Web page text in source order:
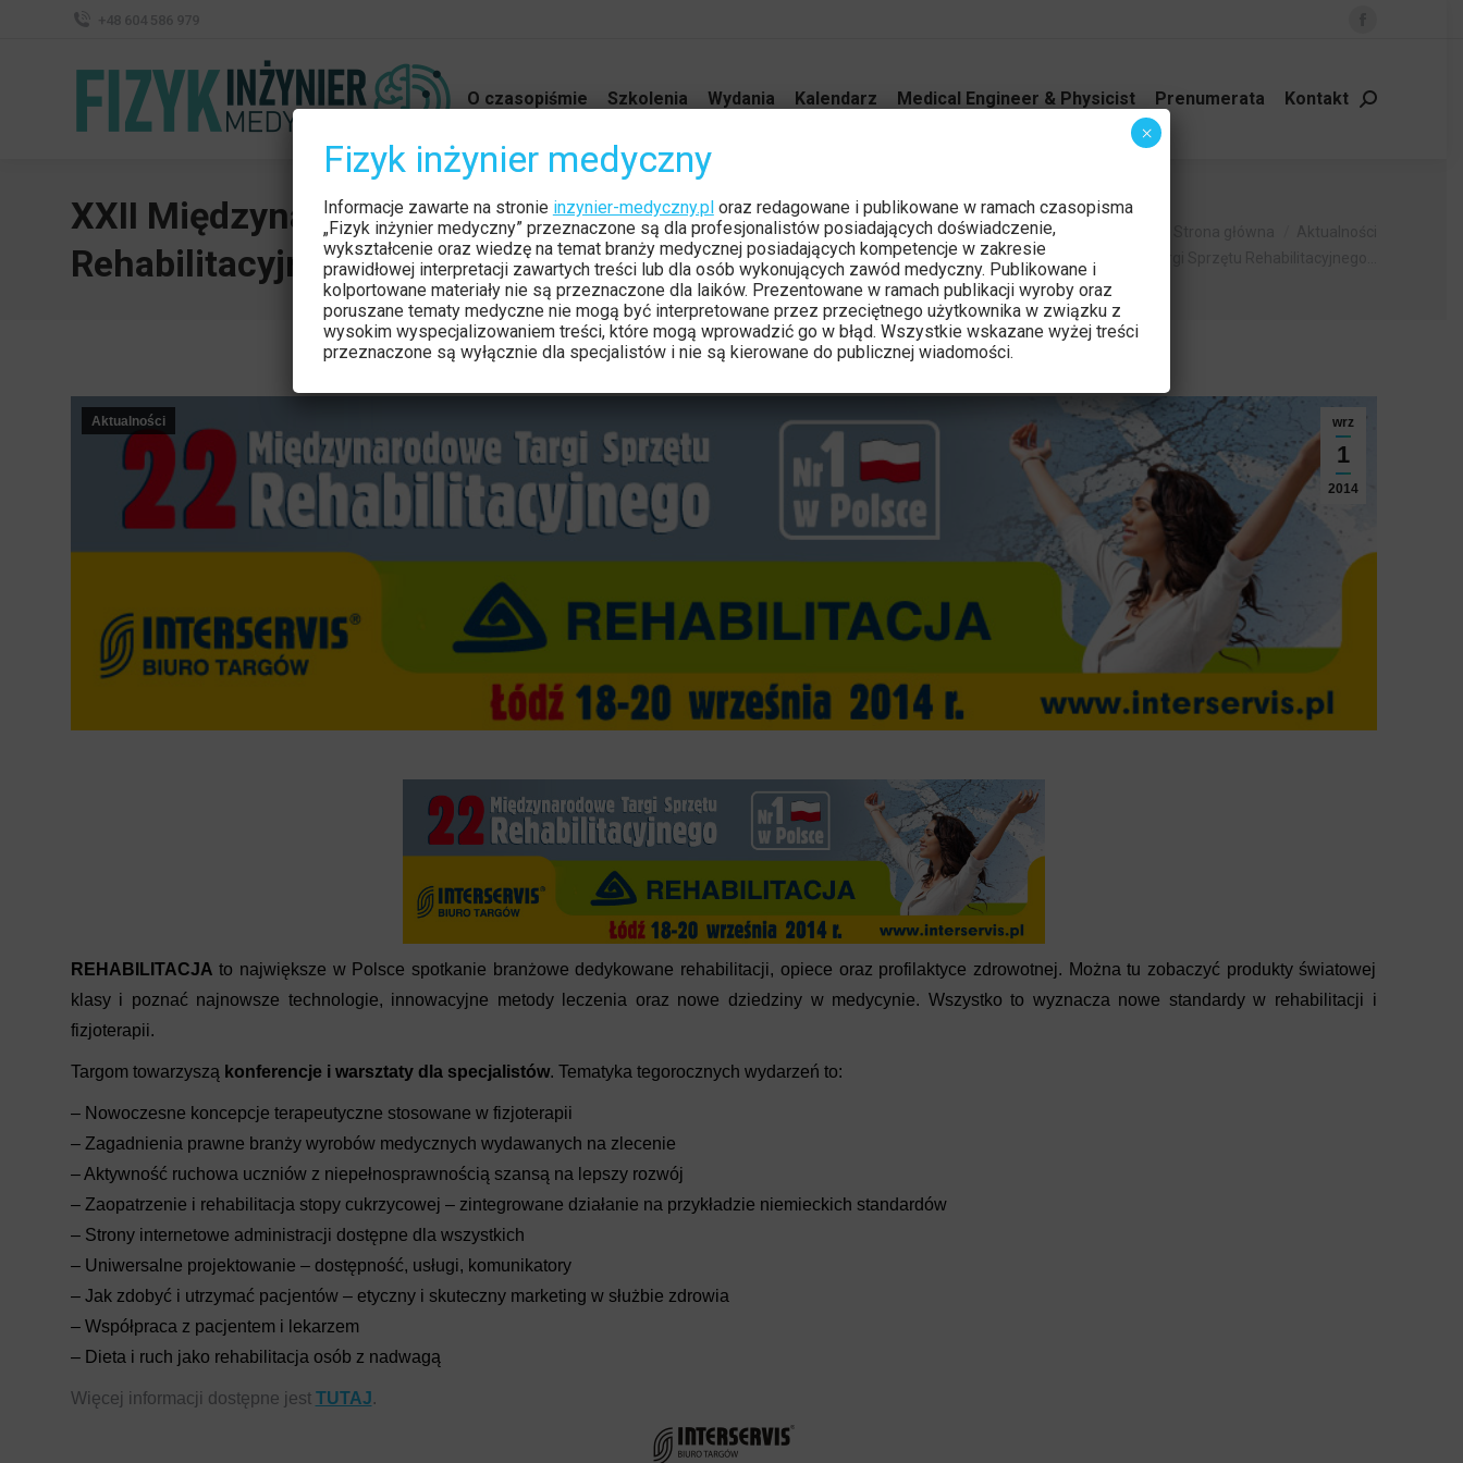
Facebook
opens
O czasopiśmie Szkolenia Wydania Kalendarz Medical Engineer & Physicist Prenumerata Kontakt Szukaj:
XXII Międzynarodowe Targi Sprzętu
Rehabilitacyjnego REHABILITACJA
Jesteś tutaj:
XXII Międzynarodowe Targi Sprzętu Rehabilitacyjnego…
wrz
1
2014
Aktualności
REHABILITACJA to największe w Polsce spotkanie branżowe dedykowane rehabilitacji, opiece oraz profilaktyce zdrowotnej. Można tu zobaczyć produkty światowej
klasy i poznać najnowsze technologie, innowacyjne metody leczenia oraz nowe dziedziny w medycynie. Wszystko to wyznacza nowe standardy w rehabilitacji i
fizjoterapii.
Targom towarzyszą konferencje i warsztaty dla specjalistów. Tematyka tegorocznych wydarzeń to:
– Nowoczesne koncepcje terapeutyczne stosowane w fizjoterapii
– Zagadnienia prawne branży wyrobów medycznych wydawanych na zlecenie
– Aktywność ruchowa uczniów z niepełnosprawnością szansą na lepszy rozwój
– Zaopatrzenie i rehabilitacja stopy cukrzycowej – zintegrowane działanie na przykładzie niemieckich standardów
– Strony internetowe administracji dostępne dla wszystkich
– Uniwersalne projektowanie – dostępność, usługi, komunikatory
– Jak zdobyć i utrzymać pacjentów – etyczny i skuteczny marketing w służbie zdrowia
– Współpraca z pacjentem i lekarzem
– Dieta i ruch jako rehabilitacja osób z nadwagą
Więcej informacji dostępne jest TUTAJ.
Fizyk inżynier medyczny
Informacje zawarte na stronie inzynier-medyczny.ploraz redagowane i publikowane w ramach czasopisma
„Fizyk inżynier medyczny” przeznaczone są dla profesjonalistów posiadających doświadczenie,
wykształcenie oraz wiedzę na temat branży medycznej posiadających kompetencje w zakresie
prawidłowej interpretacji zawartych treści lub dla osób wykonujących zawód medyczny. Publikowane i
kolportowane materiały nie są przeznaczone dla laików. Prezentowane w ramach publikacji wyroby oraz
poruszane tematy medyczne nie mogą być interpretowane przez przeciętnego użytkownika w związku z
wysokim wyspecjalizowaniem treści, które mogą wprowadzić go w błąd. Wszystkie wskazane wyżej treści
przeznaczone są wyłącznie dla specjalistów i nie są kierowane do publicznej wiadomości.
×